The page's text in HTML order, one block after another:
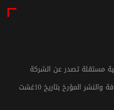
الإيداع القانوني طبقا لقانون الصحافة والنشر المؤرخ بتاريخ 10غشت